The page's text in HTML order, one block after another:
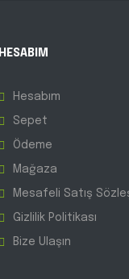
HESABIM
Hesabım
Sepet
Ödeme
Mağaza
Mesafeli Satış
Gizlilik Politikası
Bize Ulaşın